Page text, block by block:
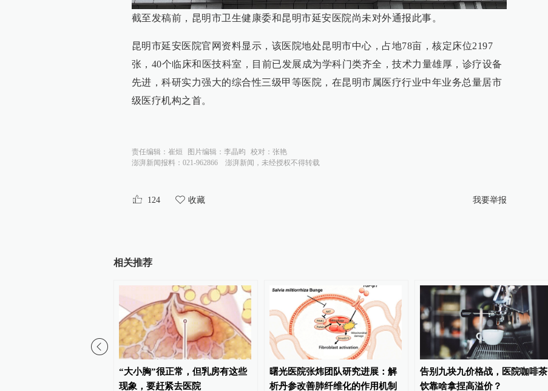
截至发稿前，昆明市卫生健康委和昆明市延安医院尚未对外通报此事。
昆明市延安医院官网资料显示，该医院地处昆明市中心，占地78亩，核定床位2197
张，40个临床和医技科室，目前已发展成为学科门类齐全，技术力量雄厚，诊疗设备
先进，科研实力强大的综合性三级甲等医院，在昆明市属医疗行业中年业务总量居市
级医疗机构之首。
责任编辑： 崔烜 图片编辑： 李晶昀 校对： 张艳
澎湃新闻报料：021-962866
澎湃新闻，未经授权不得转载
124 收藏 我要举报
相关推荐
“大小胸”很正常，但乳房有这些
现象，要赶紧去医院
曙光医院张炜团队研究进展：解
析丹参改善肺纤维化的作用机制
告别九块九价格战，医院咖啡茶
饮靠啥拿捏高溢价？